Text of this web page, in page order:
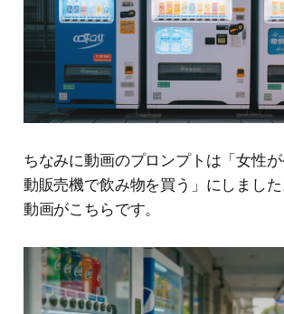
ちなみに動画のプロンプトは「女性
動販売機で飲み物を買う」にしました
動画がこちらです。